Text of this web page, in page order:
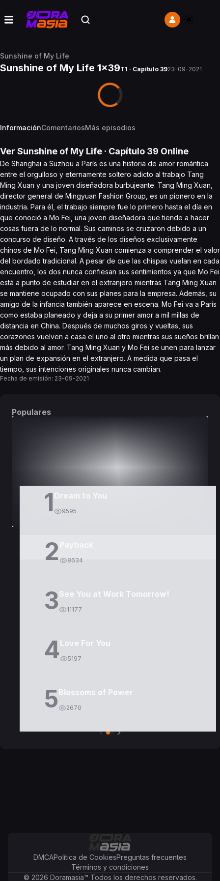
Sunshine of My Life
Sunshine of My Life 1x39T1 · Capítulo 3923-09-2021
InformaciónComentariosMás episodios
Ver Sunshine of My Life · Capítulo 39 Online
De Shanghai a Suzhou a París es una historia de amor romántica
entre el orgulloso y eternamente soltero adicto al trabajo Tang
Ming Xuan y una joven diseñadora burbujeante. Tang Ming Xuan,
director general de Mingyuan Fashion Group, es un pionero en la
industria. Para él, el trabajo siempre fue lo primero hasta el día en
que conoció a Mo Fei, una joven diseñadora que tiende a hacer
cosas fuera de lo normal. Sus caminos se cruzaron debido a un
concurso de diseño. A través de los diseños exclusivamente
chinos de Mo Fei, Tang Ming Xuan comienza a comprender el valor
del bordado tradicional. A pesar de que las chispas vuelan en cada
encuentro, los dos nunca confiesan sus sentimientos ya que Mo Fei
está a punto de estudiar en el extranjero mientras Tang Ming Xuan
se mantiene ocupado con sus planes para la empresa. Además, su
amigo de la infancia también aparece en escena. Mo Fei va a París
como estaba planeado y deja a su primer amor a mil millas de
distancia en China. Después de muchos giros y vueltas, sus
corazones vuelven a casa el uno al otro mientras sus sueños brillan
más debido al amor. Tang Ming Xuan y Mo Fei se unen para lanzar
un plan de expansión en el extranjero. A medida que pasa el
tiempo, sus intenciones originales nunca cambian.
Fecha de emisión: 23-09-2021
Populares
1 Dream to You
9595
2 8634
3See You at Work Tomorrow!
11177
4Love For You
5197
5Blossoms of Power
2670
DMCAPolítica de CookiesPreguntas frecuentes
Términos y condiciones
© 2026 Doramasia™ Todos los derechos reservados.